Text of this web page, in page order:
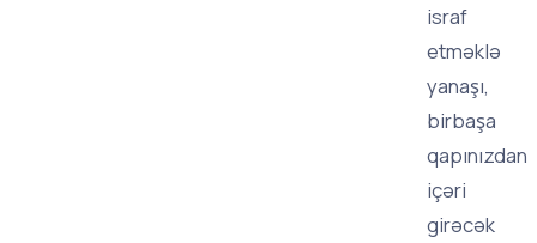
israf
etməklə
yanaşı,
birbaşa
qapınızdan
içəri
girəcək